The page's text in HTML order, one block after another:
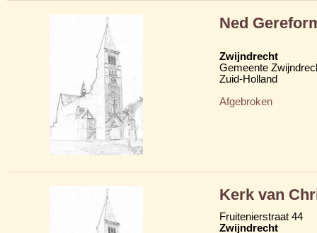
Ned
Zwijndrecht
Gemeente
Zuid-Holland
Afgebroken
Kerk van
Fruitenierstraat 44
Zwijndrecht